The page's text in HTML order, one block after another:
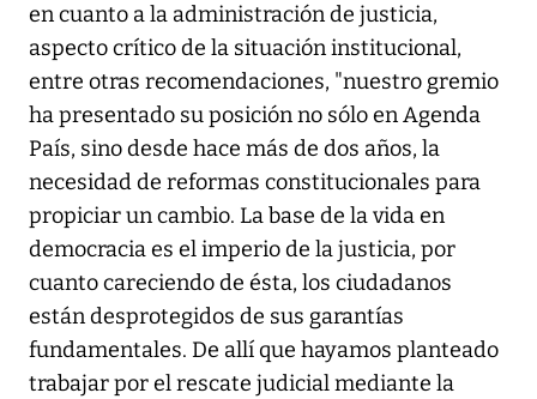
en cuanto a la administración de justicia,
aspecto crítico de la situación institucional,
entre otras recomendaciones, "nuestro gremio
ha presentado su posición no sólo en Agenda
País, sino desde hace más de dos años, la
necesidad de reformas constitucionales para
propiciar un cambio. La base de la vida en
democracia es el imperio de la justicia, por
cuanto careciendo de ésta, los ciudadanos
están desprotegidos de sus garantías
fundamentales. De allí que hayamos planteado
trabajar por el rescate judicial mediante la